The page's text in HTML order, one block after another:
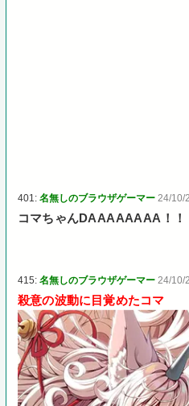
401:名無しのブラウザゲーマー 24/10/
コマちゃんDAAAAAAAA！！
415:名無しのブラウザゲーマー 24/10/
殺意の波動に目覚めたコマ